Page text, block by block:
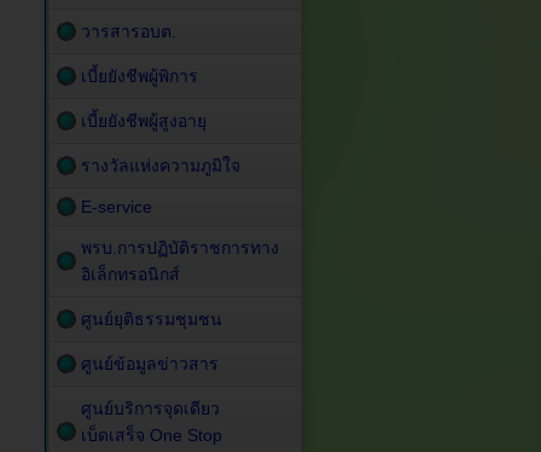
วารสารอบต.
เบี้ยยังชีพผู้พิการ
เบี้ยยังชีพผู้สูงอายุ
รางวัลแห่งความภูมิใจ
E-service
พรบ.การปฏิบัติราชการทาง
อิเล็กทรอนิกส์
ศูนย์ยุติธรรมชุมชน
ศูนย์ข้อมูลข่าวสาร
ศูนย์บริการจุดเดียว
เบ็ดเสร็จ One Stop